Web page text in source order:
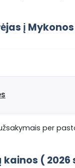
į Mykonos
per
kainos (